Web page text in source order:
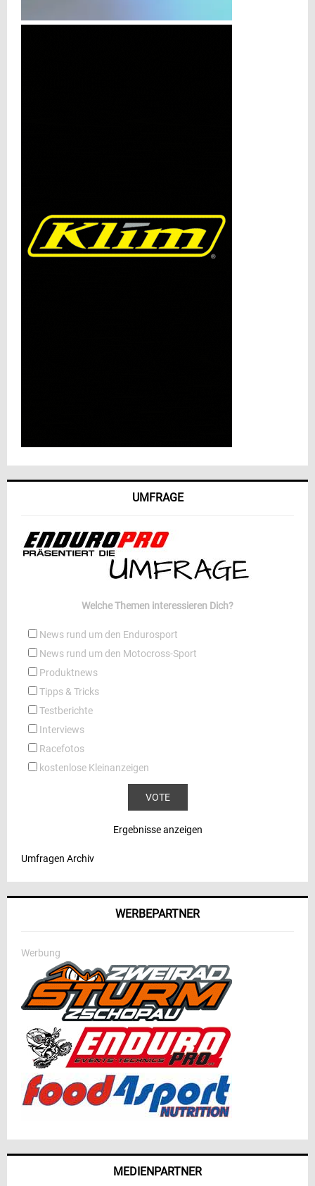
UMFRAGE
Welche Themen interessieren Dich?
News rund um den Endurosport
News rund um den Motocross-Sport
Produktnews
Tipps & Tricks
Testberichte
Interviews
Racefotos
kostenlose Kleinanzeigen
Ergebnisse anzeigen
Umfragen Archiv
WERBEPARTNER
Werbung
MEDIENPARTNER